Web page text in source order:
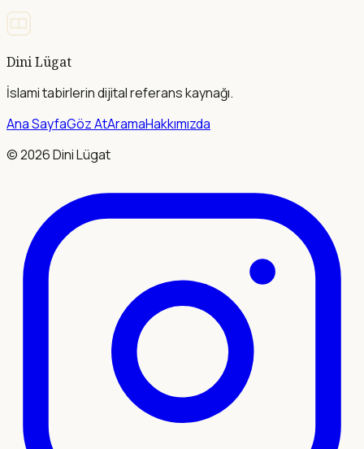
Dini Lügat
İslami tabirlerin dijital referans kaynağı.
Ana SayfaGöz AtAramaHakkımızda
©2026Dini Lügat